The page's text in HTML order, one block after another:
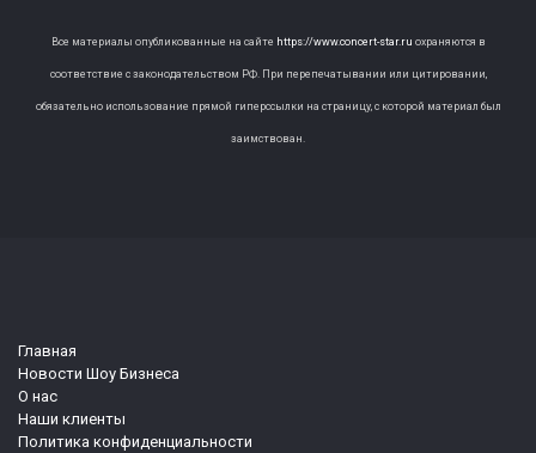
Все материалы опубликованные на сайте https://www.concert-star.ru охраняются в
соответствие с законодательством РФ. При перепечатывании или цитировании,
обязательно использование прямой гиперссылки на страницу, с которой материал был
заимствован.
Главная
Новости Шоу Бизнеса
О нас
Наши клиенты
Политика конфиденциальности